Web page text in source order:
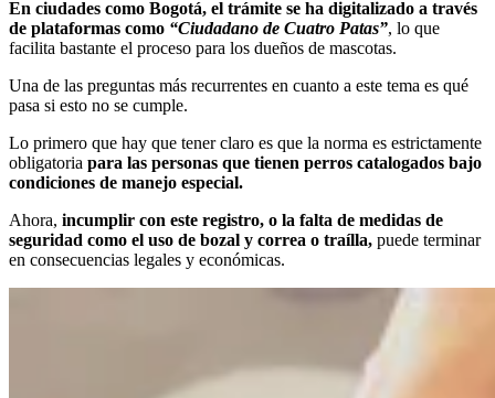
En ciudades como Bogotá, el trámite se ha digitalizado a través
de plataformas como “Ciudadano de Cuatro Patas”, lo que
facilita bastante el proceso para los dueños de mascotas.
Una de las preguntas más recurrentes en cuanto a este tema es qué
pasa si esto no se cumple.
Lo primero que hay que tener claro es que la norma es estrictamente
obligatoria para las personas que tienen perros catalogados bajo
condiciones de manejo especial.
Ahora, incumplir con este registro, o la falta de medidas de
seguridad como el uso de bozal y correa o traílla, puede terminar
en consecuencias legales y económicas.